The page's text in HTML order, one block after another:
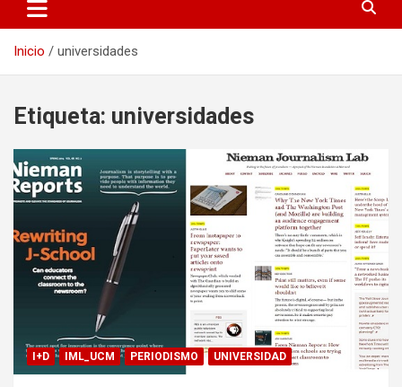
Inicio universidades
Etiqueta: universidades
I+D IML_UCM PERIODISMO UNIVERSIDAD